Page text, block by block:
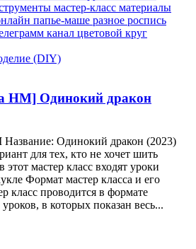
мастер-класс материалы
папье-маше разное роспись
канал цветовой круг
(DIY)
HM] Одинокий дракон
Название: Одинокий дракон (2023)
для тех, кто не хочет шить
мастер класс входят уроки
Формат мастер класса и его
класс проводится в формате
в которых показан весь...